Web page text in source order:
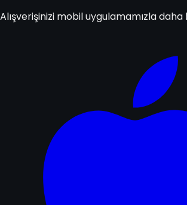
Alışverişinizi mobil uygulamamızla daha